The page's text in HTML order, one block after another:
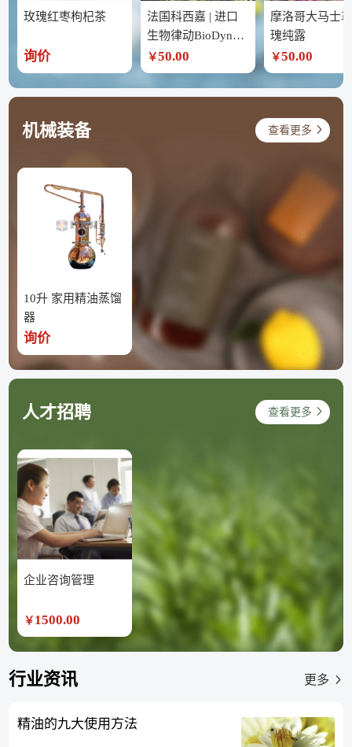
玫瑰红枣枸杞茶
询价
法国科西嘉 | 进口
生物律动BioDynam
ic 玫瑰天竺葵纯露
￥50.00
摩洛哥大马士
瑰纯露
￥50.00
机械装备 查看更多
10升 家用精油蒸馏
器
询价
人才招聘 查看更多
企业咨询管理
￥ 1500.00
行业资讯 更多
精油的九大使用方法